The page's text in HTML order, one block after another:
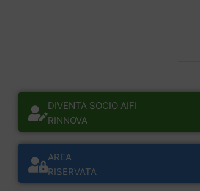
DIVENTA SOCIO AIFI
RINNOVA
AREA
RISERVATA